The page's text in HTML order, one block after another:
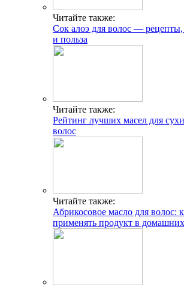
Читайте также:
Сок алоэ для волос —
и польза
Читайте также:
Рейтинг лучших масел для
волос
Читайте также:
Абрикосовое масло для волос:
применять продукт в